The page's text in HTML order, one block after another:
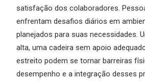
satisfação dos colaboradores.
enfrentam desafios diários em
planejados para suas necessidades.
alta, uma cadeira sem apoio
estreito podem se tornar barreiras
desempenho e a integração desses